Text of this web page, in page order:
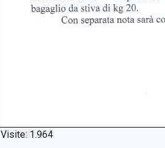
Visite: 1.964